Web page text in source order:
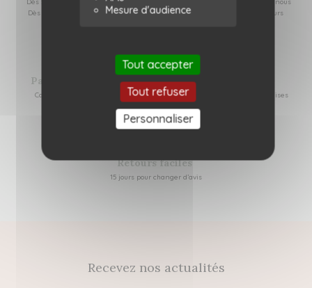
Mesure d'audience
Tout accepter
Tout refuser
Personnaliser
Dès 59€ d'achat en relais colis
Dès 100€ d'achat par colissimo
Réutilisation de cartons que nous
recevons de nos fournisseurs
Paiement sécurisé
Carte bancaire, Apple pay
Retrait gratuit
Dans nos 2 boutiques nantaises
Retours faciles
15 jours pour changer d’avis
Recevez nos actualités